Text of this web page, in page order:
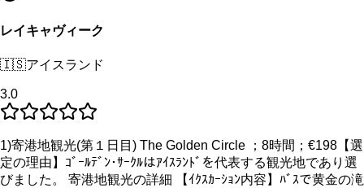
レイキャヴィーク
🇮🇸アイスランド
3.0
1)寄港地観光(第１日目) The Golden Circle ；8時間；€198【選
定の理由】ｺﾞｰﾙﾃﾞﾝ･ｻｰｸﾙはｱｲｽﾗﾝﾄﾞを代表する観光地であり選
びました。 寄港地観光の詳細 【ｲｸｽｶｰｼｮﾝ内容】ﾊﾞｽで黄金の滝